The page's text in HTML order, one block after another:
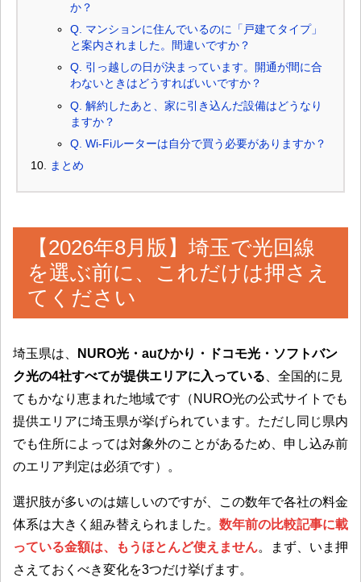
か？
Q. マンションに住んでいるのに「戸建てタイプ」
と案内されました。間違いですか？
Q. 引っ越しの日が決まっています。開通が間に合
わないときはどうすればいいですか？
Q. 解約したあと、家に引き込んだ設備はどうなり
ますか？
Q. Wi-Fiルーターは自分で買う必要がありますか？
まとめ
【2026年8月版】埼玉で光回線
を選ぶ前に、これだけは押さえ
てください
埼玉県は、
NURO光・auひかり・ドコモ光・ソフトバン
ク光の4社すべてが提供エリアに入っている 、全国的に見
てもかなり恵まれた地域です（NURO光の公式サイトでも
提供エリアに埼玉県が挙げられています。ただし同じ県内
でも住所によっては対象外のことがあるため、申し込み前
のエリア判定は必須です）。
選択肢が多いのは嬉しいのですが、この数年で各社の料金
体系は大きく組み替えられました。 数年前の比較記事に載
っている金額は、もうほとんど使えません。まず、いま押
さえておくべき変化を3つだけ挙げます。